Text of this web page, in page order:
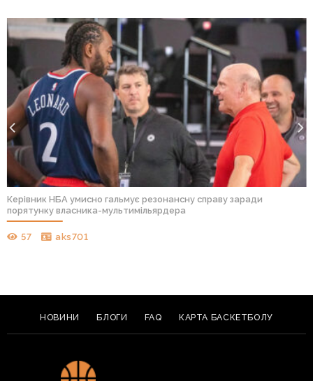
Керівник НБА умисно гальмує резонансну справу заради
порятунку власника-мультимільярдера
57 aks701
НОВИНИ БЛОГИ FAQ КАРТА БАСКЕТБОЛУ